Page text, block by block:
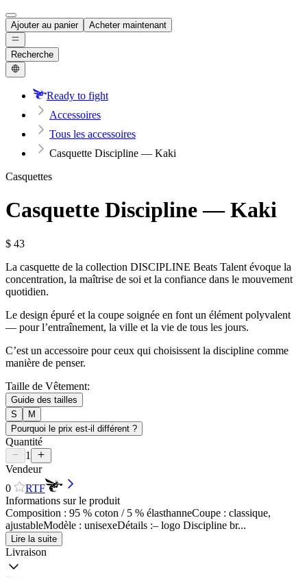
Ajouter au panier Acheter maintenant
Recherche
Ready to fight
Accessoires
Tous les accessoires
Casquette Discipline — Kaki
Casquettes
Casquette Discipline — Kaki
$ 43
La casquette de la collection DISCIPLINE Beats Talent évoque la
concentration, la maîtrise de soi et la confiance dans le mouvement
quotidien.
Le design épuré et la coupe soignée en font un élément polyvalent
— pour l’entraînement, la ville et la vie de tous les jours.
C’est un accessoire pour ceux qui choisissent la discipline comme
manière de penser.
Taille de Vêtement:
Guide des tailles
S
M
Pourquoi le prix est-il différent ?
Quantité
1
Vendeur
0
RTF
Informations sur le produit
Composition : 95 % coton / 5 % élasthanneCoupe : classique,
ajustableModèle : unisexeDétails :– logo Discipline br...
Lire la suite
Livraison